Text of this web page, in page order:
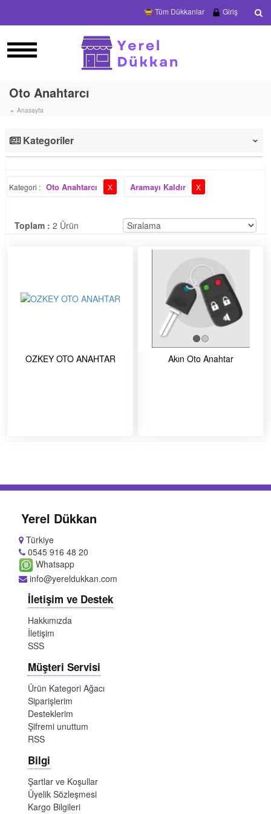
Tüm Dükkanlar Giriş
Oto Anahtarcı
Anasayfa
Kategoriler ‹
Kategori : Oto Anahtarcı X Aramayı Kaldır X
Toplam : 2 Ürün
OZKEY OTO ANAHTAR Akın Oto Anahtar
Yerel Dükkan
Türkiye
0545 916 48 20
Whatsapp
info@yereldukkan.com
İletişim ve Destek
Hakkımızda
İletişim
SSS
Müşteri Servisi
Ürün Kategori Ağacı
Siparişlerim
Desteklerim
Şifremi unuttum
RSS
Bilgi
Şartlar ve Koşullar
Üyelik Sözleşmesi
Kargo Bilgileri